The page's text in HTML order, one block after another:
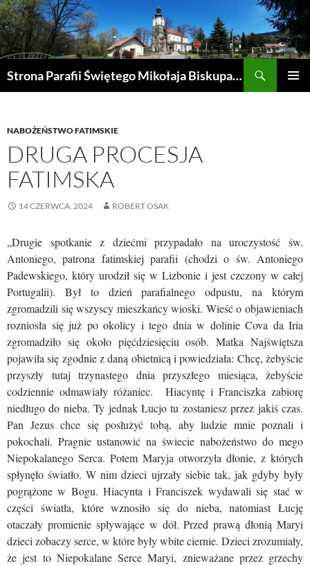
Przejdź
do
treści
Strona Parafii Świętego Mikołaja Biskupa w Żegocinie
NABOŻEŃSTWO FATIMSKIE
DRUGA PROCESJA
FATIMSKA
14 CZERWCA, 2024 ROBERT OSAK
„Drugie spotkanie z dziećmi przypadało na uroczystość św.
Antoniego, patrona fa­timskiej parafii (chodzi o św. Antoniego
Padewskiego, który urodził się w Lizbonie i jest czczony w całej
Portugalii). Był to dzień parafialnego odpustu, na któ­rym
zgromadzili się wszyscy mieszkańcy wioski. Wieść o objawieniach
rozniosła się już po okolicy i tego dnia w dolinie Cova da Iria
zgromadziło się około pięćdziesięciu osób. Matka Najświętsza
pojawiła się zgodnie z daną obietnicą i powiedziała: Chcę, żebyście
przyszły tutaj trzynastego dnia przyszłego miesiąca, żebyście
codziennie odmawiały różaniec. Hiacyntę i Franciszka zabiorę
niedługo do nieba. Ty jednak Łucjo tu zostaniesz przez jakiś czas.
Pan Jezus chce się posłużyć tobą, aby ludzie mnie poznali i
pokochali. Pragnie ustanowić na świecie nabożeństwo do mego
Niepokalanego Serca. Potem Maryja otworzyła dłonie, z których
spłynęło światło. W nim dzieci ujrzały siebie tak, jak gdyby były
pogrążone w Bo­gu. Hiacynta i Franciszek wydawali się stać w
części światła, któ­re wznosiło się do nieba, natomiast Łucję
otaczały promienie spływające w dół. Przed prawą dłonią Maryi
dzieci zobaczy serce, w które były wbite ciernie. Dzieci zrozumiały,
że jest to Niepokalane Serce Maryi, znieważane przez grzechy